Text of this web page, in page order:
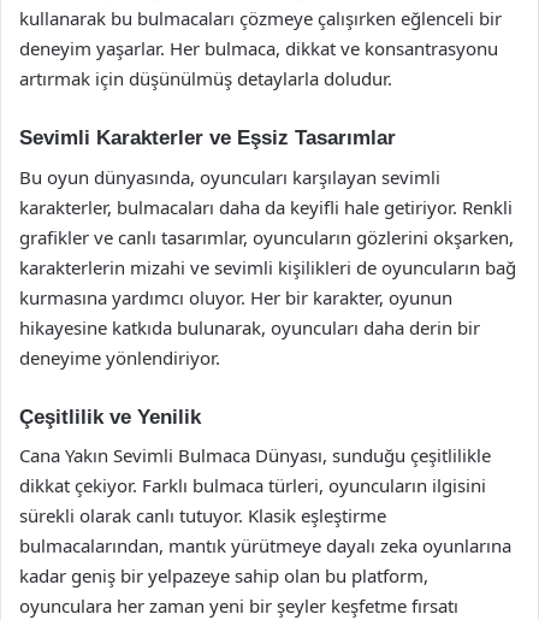
kullanarak bu bulmacaları çözmeye çalışırken eğlenceli bir
deneyim yaşarlar. Her bulmaca, dikkat ve konsantrasyonu
artırmak için düşünülmüş detaylarla doludur.
Sevimli Karakterler ve Eşsiz Tasarımlar
Bu oyun dünyasında, oyuncuları karşılayan sevimli
karakterler, bulmacaları daha da keyifli hale getiriyor. Renkli
grafikler ve canlı tasarımlar, oyuncuların gözlerini okşarken,
karakterlerin mizahi ve sevimli kişilikleri de oyuncuların bağ
kurmasına yardımcı oluyor. Her bir karakter, oyunun
hikayesine katkıda bulunarak, oyuncuları daha derin bir
deneyime yönlendiriyor.
Çeşitlilik ve Yenilik
Cana Yakın Sevimli Bulmaca Dünyası, sunduğu çeşitlilikle
dikkat çekiyor. Farklı bulmaca türleri, oyuncuların ilgisini
sürekli olarak canlı tutuyor. Klasik eşleştirme
bulmacalarından, mantık yürütmeye dayalı zeka oyunlarına
kadar geniş bir yelpazeye sahip olan bu platform,
oyunculara her zaman yeni bir şeyler keşfetme fırsatı